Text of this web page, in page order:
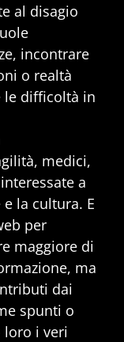
al disagio
incontrare
o realtà
le difficoltà in
medici,
a
la cultura. E
per
maggiore di
ma
dai
spunti o
i veri